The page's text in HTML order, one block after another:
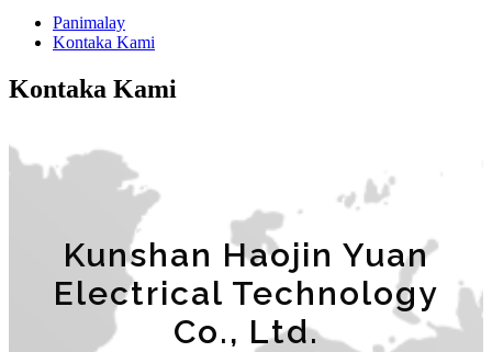
Panimalay
Kontaka Kami
Kontaka Kami
Kunshan Haojin Yuan
Electrical Technology
Co., Ltd.